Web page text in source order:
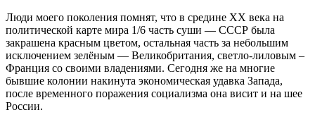
Люди моего поколения помнят, что в средине ХХ века на
политической карте мира 1/6 часть суши — СССР была
закрашена красным цветом, остальная часть за небольшим
исключением зелёным — Великобритания, светло-лиловым –
Франция со своими владениями. Сегодня же на многие
бывшие колонии накинута экономическая удавка Запада,
после временного поражения социализма она висит и на шее
России.